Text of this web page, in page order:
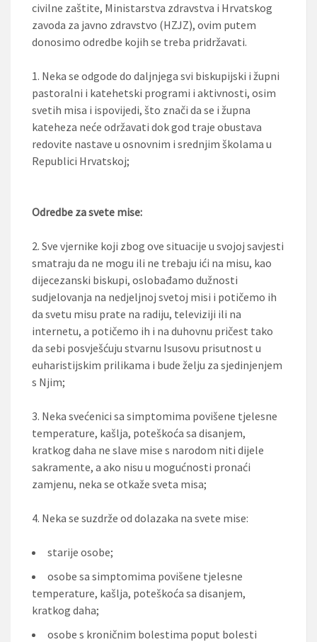
civilne zaštite, Ministarstva zdravstva i Hrvatskog
zavoda za javno zdravstvo (HZJZ), ovim putem
donosimo odredbe kojih se treba pridržavati.
1. Neka se odgode do daljnjega svi biskupijski i župni
pastoralni i katehetski programi i aktivnosti, osim
svetih misa i ispovijedi, što znači da se i župna
kateheza neće održavati dok god traje obustava
redovite nastave u osnovnim i srednjim školama u
Republici Hrvatskoj;
Odredbe za svete mise:
2. Sve vjernike koji zbog ove situacije u svojoj savjesti
smatraju da ne mogu ili ne trebaju ići na misu, kao
dijecezanski biskupi, oslobađamo dužnosti
sudjelovanja na nedjeljnoj svetoj misi i potičemo ih
da svetu misu prate na radiju, televiziji ili na
internetu, a potičemo ih i na duhovnu pričest tako
da sebi posvješćuju stvarnu Isusovu prisutnost u
euharistijskim prilikama i bude želju za sjedinjenjem
s Njim;
3. Neka svećenici sa simptomima povišene tjelesne
temperature, kašlja, poteškoća sa disanjem,
kratkog daha ne slave mise s narodom niti dijele
sakramente, a ako nisu u mogućnosti pronaći
zamjenu, neka se otkaže sveta misa;
4. Neka se suzdrže od dolazaka na svete mise:
starije osobe;
osobe sa simptomima povišene tjelesne
temperature, kašlja, poteškoća sa disanjem,
kratkog daha;
osobe s kroničnim bolestima poput bolesti